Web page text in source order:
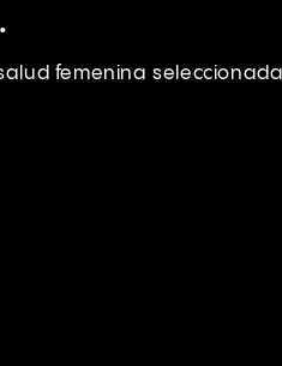
femenina